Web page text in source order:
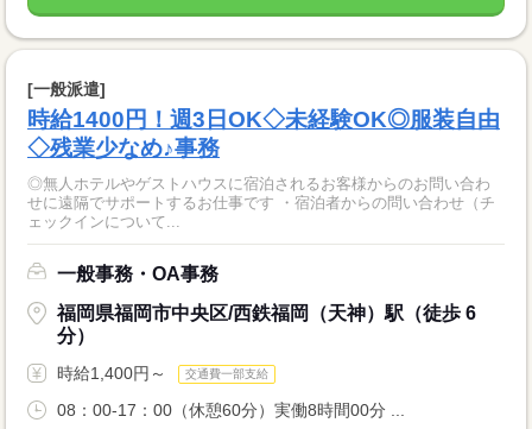
[一般派遣]
時給1400円！週3日OK◇未経験OK◎服装自由
◇残業少なめ♪事務
◎無人ホテルやゲストハウスに宿泊されるお客様からのお問い合わ
せに遠隔でサポートするお仕事です ・宿泊者からの問い合わせ（チ
ェックインについて...
一般事務・OA事務
福岡県福岡市中央区/西鉄福岡（天神）駅（徒歩 6
分）
時給1,400円～ 交通費一部支給
08：00-17：00（休憩60分）実働8時間00分 ...